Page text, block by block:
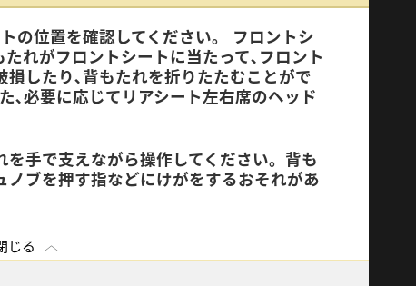
の位置を確認してください。 フロントシ
れがフロントシートに当たって､フロント
したり､背もたれを折りたたむことがで
､必要に応じてリアシート左右席のヘッド
手で支えながら操作してください。背も
ブを押す指などにけがをするおそれがあ
じる